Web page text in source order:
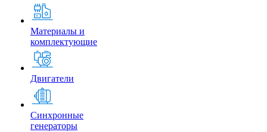
Материалы и
комплектующие
Двигатели
Синхронные
генераторы